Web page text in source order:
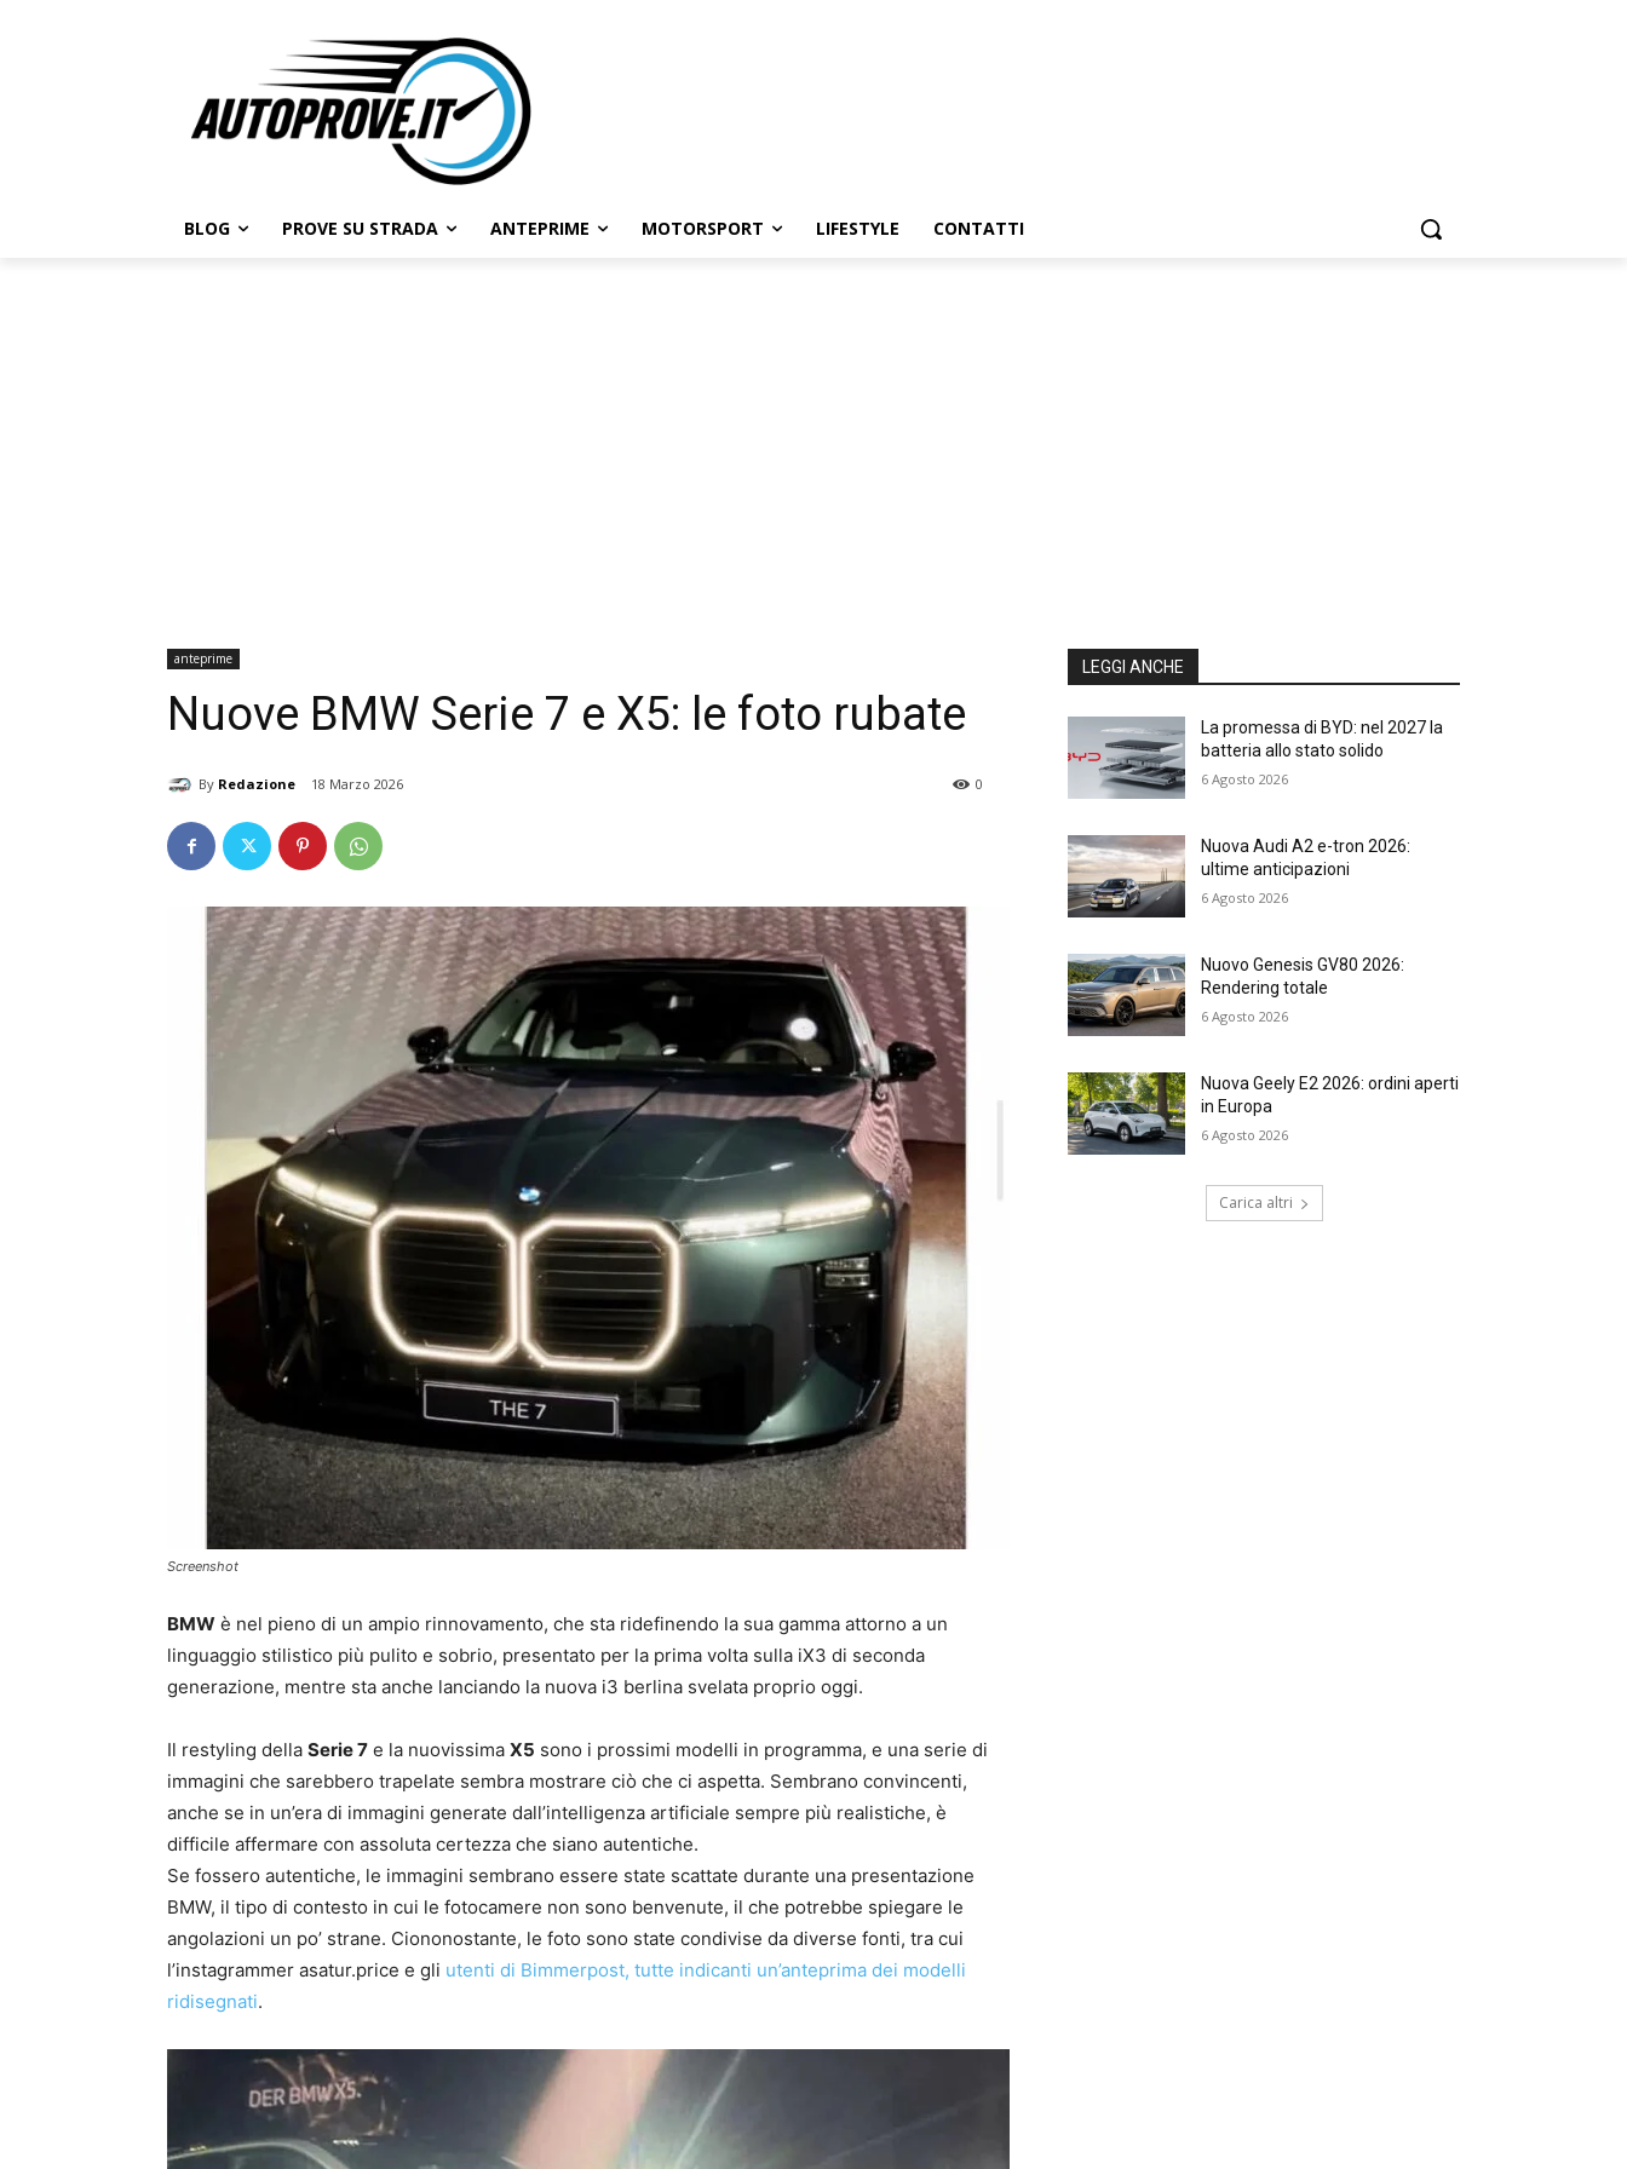
BLOG PROVE SU STRADA ANTEPRIME MOTORSPORT LIFESTYLE CONTATTI
anteprime
Nuove BMW Serie 7 e X5: le foto rubate
By Redazione 18 Marzo 2026 0
Screenshot
BMW è nel pieno di un ampio rinnovamento, che sta ridefinendo la sua gamma attorno a un
linguaggio stilistico più pulito e sobrio, presentato per la prima volta sulla iX3 di seconda
generazione, mentre sta anche lanciando la nuova i3 berlina svelata proprio oggi.
Il restyling della Serie 7 e la nuovissima X5 sono i prossimi modelli in programma, e una serie di
immagini che sarebbero trapelate sembra mostrare ciò che ci aspetta. Sembrano convincenti,
anche se in un’era di immagini generate dall’intelligenza artificiale sempre più realistiche, è
difficile affermare con assoluta certezza che siano autentiche.
Se fossero autentiche, le immagini sembrano essere state scattate durante una presentazione
BMW, il tipo di contesto in cui le fotocamere non sono benvenute, il che potrebbe spiegare le
angolazioni un po’ strane. Ciononostante, le foto sono state condivise da diverse fonti, tra cui
l’instagrammer asatur.price e gli utenti di Bimmerpost, tutte indicanti un’anteprima dei modelli
ridisegnati.
LEGGI ANCHE
La promessa di BYD: nel 2027 la
batteria allo stato solido
6 Agosto 2026
Nuova Audi A2 e-tron 2026:
ultime anticipazioni
6 Agosto 2026
Nuovo Genesis GV80 2026:
Rendering totale
6 Agosto 2026
Nuova Geely E2 2026: ordini aperti
in Europa
6 Agosto 2026
Carica altri